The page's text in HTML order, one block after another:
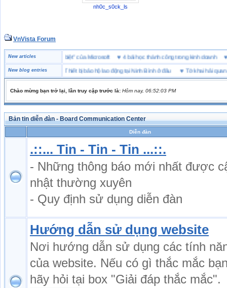
nh0c_s0ck_ls
VnVista Forum
New articles
trẻ♥Một số câu hỏi phỏng vấn “đặc biệt” của Microsoft♥4 bài học thành công
New blog entries
♥Thiết bị bảo hộ lao động tại Ninh Bình ở đâu♥Tờ khai hải quan là gì? Hướng
Chào mừng bạn trở lại, lần truy cập trước là: Hôm nay, 06:52:03 PM
Bản tin diễn đàn - Board Communication Center
Diễn đàn
.::... Tin - Tin - Tin ...::.
- Những thông báo mới nhất được
nhật thường xuyên
- Quy định sử dụng diễn đàn
Hướng dẫn sử dụng website
Nơi hướng dẫn sử dụng các tính
của website. Nếu có gì thắc mắc
hãy hỏi tại box "Giải đáp thắc mắc".